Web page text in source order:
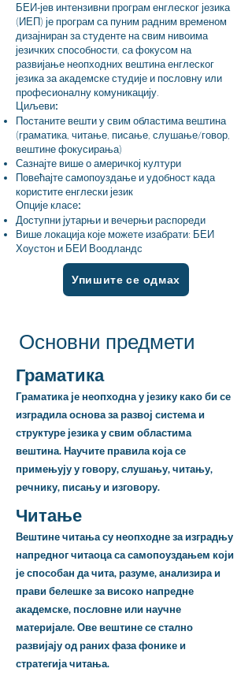
БЕИ-јев интензивни програм енглеског језика
(ИЕП) је програм са пуним радним временом
дизајниран за студенте на свим нивоима
језичких способности, са фокусом на
развијање неопходних вештина енглеског
језика за академске студије и пословну или
професионалну комуникацију.
Циљеви:
Постаните вешти у свим областима вештина
(граматика, читање, писање, слушање/говор,
вештине фокусирања)
Сазнајте више о америчкој култури
Повећајте самопоуздање и удобност када
користите енглески језик
Опције класе:
Доступни јутарњи и вечерњи распореди
Више локација које можете изабрати: БЕИ
Хоустон и БЕИ Воодландс
Упишите се одмах
Основни предмети
Граматика
Граматика је неопходна у језику како би се
изградила основа за развој система и
структуре језика у свим областима
вештина. Научите правила која се
примењују у говору, слушању, читању,
речнику, писању и изговору.
Читање
Вештине читања су неопходне за изградњу
напредног читаоца са самопоуздањем који
је способан да чита, разуме, анализира и
прави белешке за високо напредне
академске, пословне или научне
материјале. Ове вештине се стално
развијају од раних фаза фонике и
стратегија читања.